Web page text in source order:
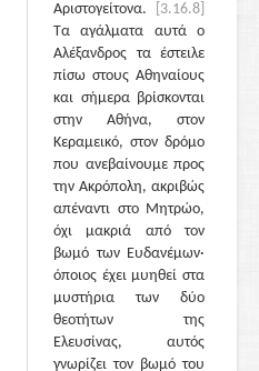
Αριστογείτονα.
[3.16.8]
Τα αγάλματα αυτά ο
Αλέξανδρος τα έστειλε
πίσω στους Αθηναίους
και σήμερα βρίσκονται
στην Αθήνα, στον
Κεραμεικό, στον δρόμο
που ανεβαίνουμε προς
την Ακρόπολη, ακριβώς
απέναντι στο Μητρώο,
όχι μακριά από τον
βωμό των Ευδανέμων·
όποιος έχει μυηθεί στα
μυστήρια των δύο
θεοτήτων της
Ελευσίνας, αυτός
γνωρίζει τον βωμό του